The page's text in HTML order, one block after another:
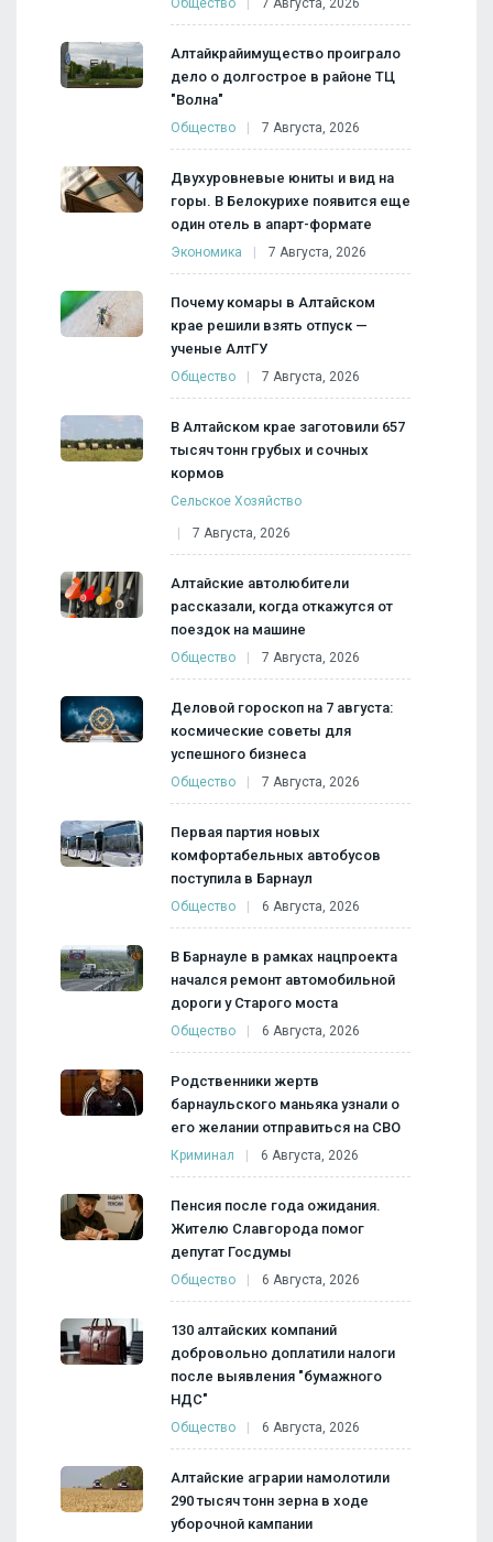
Алтайкрайимущество проиграло
дело о долгострое в районе ТЦ
"Волна"
Общество 7 Августа, 2026
Двухуровневые юниты и вид на
горы. В Белокурихе появится еще
один отель в апарт-формате
Экономика 7 Августа, 2026
Почему комары в Алтайском
крае решили взять отпуск —
ученые АлтГУ
Общество 7 Августа, 2026
В Алтайском крае заготовили 657
тысяч тонн грубых и сочных
кормов
Сельское Хозяйство
7 Августа, 2026
Алтайские автолюбители
рассказали, когда откажутся от
поездок на машине
Общество 7 Августа, 2026
Деловой гороскоп на 7 августа:
космические советы для
успешного бизнеса
Общество 7 Августа, 2026
Первая партия новых
комфортабельных автобусов
поступила в Барнаул
Общество 6 Августа, 2026
В Барнауле в рамках нацпроекта
начался ремонт автомобильной
дороги у Старого моста
Общество 6 Августа, 2026
Родственники жертв
барнаульского маньяка узнали о
его желании отправиться на СВО
Криминал 6 Августа, 2026
Пенсия после года ожидания.
Жителю Славгорода помог
депутат Госдумы
Общество 6 Августа, 2026
130 алтайских компаний
добровольно доплатили налоги
после выявления "бумажного
НДС"
Общество 6 Августа, 2026
Алтайские аграрии намолотили
290 тысяч тонн зерна в ходе
уборочной кампании